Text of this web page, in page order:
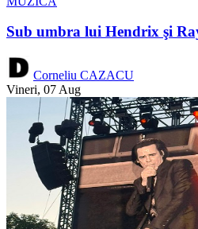
Sub umbra lui Hendrix şi
Corneliu CAZACU
Vineri, 07 Aug